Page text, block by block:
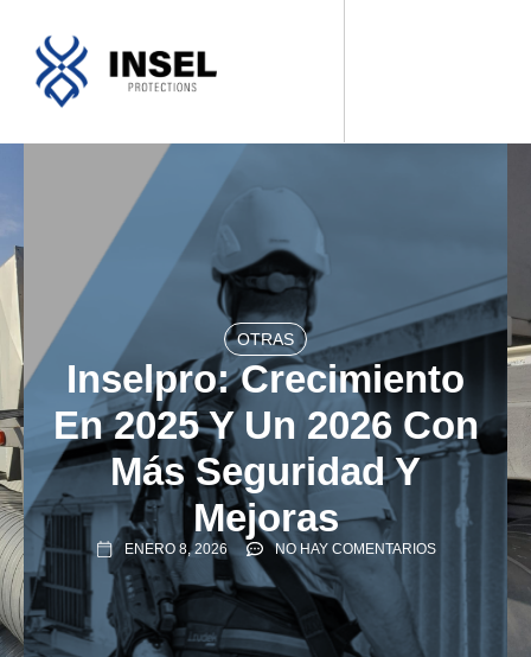
OTRAS
Inselpro: Crecimiento
En 2025 Y Un 2026 Con
Más Seguridad Y
Mejoras
ENERO 8, 2026 NO HAY COMENTARIOS